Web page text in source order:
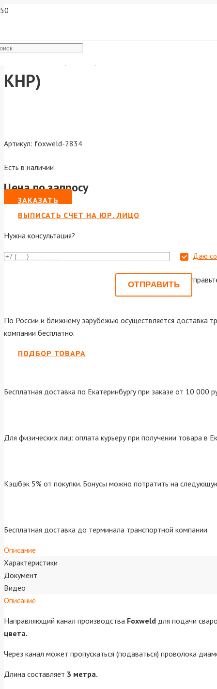
Канал 0,6-0,8мм сталь
КНР)
Артикул: foxweld-2834
Есть в наличии
Цена по запросу
ЗАКАЗАТЬ
ВЫПИСАТЬ СЧЕТ НА ЮР. ЛИЦО
Нужна консультация?
Даю
Или
По России и ближнему зарубежью осуществляется доставка
компании бесплатно.
ПОДБОР ТОВАРА
Бесплатная доставка по Екатеринбургу при заказе от 10 000
Для физических лиц: оплата курьеру при получении товара в
Кэшбэк 5% от покупки. Бонусы можно потратить на
Бесплатная доставка до терминала транспортной компании.
Описание
Характеристики
Документ
Видео
Описание
Направляющий канал производства Foxweld для подачи
цвета.
Через канал может пропускаться (подаваться) проволока
Длина составляет 3 метра.